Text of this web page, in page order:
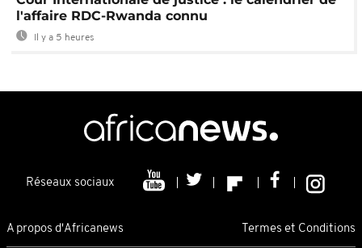
l'affaire RDC-Rwanda connu
Il y a 5 heures
Réseaux sociaux
A propos d'Africanews Termes et Conditions